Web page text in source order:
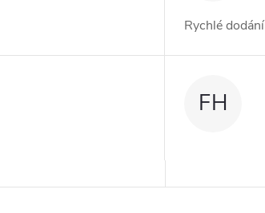
Rychlé dodání
FH